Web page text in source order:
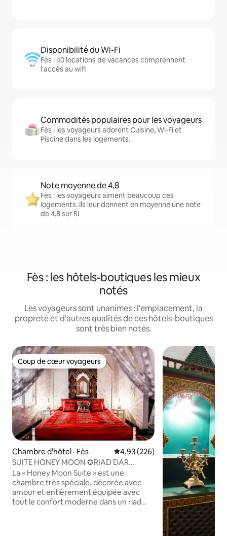
Disponibilité du Wi-Fi
Fès : 40 locations de vacances comprennent
l'accès au wifi
Commodités populaires pour les voyageurs
Fès : les voyageurs adorent Cuisine, Wi-Fi et
Piscine dans les logements.
Note moyenne de 4,8
Fès : les voyageurs aiment beaucoup ces
logements. Ils leur donnent en moyenne une note
de 4,8 sur 5!
Fès : les hôtels-boutiques les mieux
notés
Les voyageurs sont unanimes : l'emplacement, la
propreté et d'autres qualités de ces hôtels-boutiques
sont très bien notés.
Coup de cœur voyageurs
Coup de cœur voyageurs
Chambre d'hôtel · Fès Note moyenne de 4,93 sur 5,
4,93 (226)
SUITE HONEY MOON ✪RIAD DAR
ARSAMA✪ AC ET PETIT DÉJEUNER
La « Honey Moon Suite » est une
chambre très spéciale, décorée avec
amour et entièrement équipée avec
tout le confort moderne dans un riad